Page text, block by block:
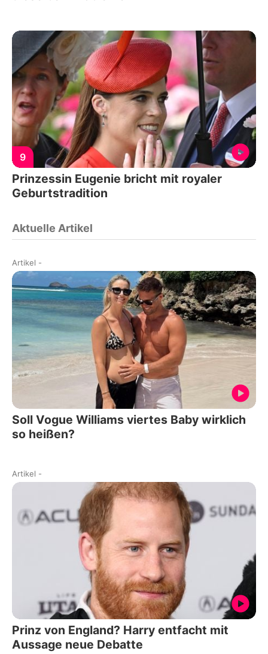
9
Prinzessin Eugenie bricht mit royaler
Geburtstradition
Aktuelle Artikel
Artikel -
Soll Vogue Williams viertes Baby wirklich
so heißen?
Artikel -
Prinz von England? Harry entfacht mit
Aussage neue Debatte